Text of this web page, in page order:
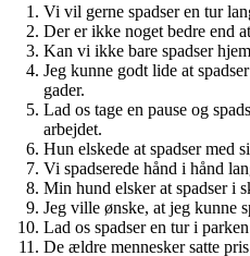
Vi vil gerne spadser en tur
Der er ikke noget bedre end
Kan vi ikke bare spadser
Jeg kunne godt lide at
gader.
Lad os tage en pause og
arbejdet.
Hun elskede at spadser med
Vi spadserede hånd i hånd
Min hund elsker at spadser i
Jeg ville ønske, at jeg kunne
Lad os spadser en tur i
De ældre mennesker satte